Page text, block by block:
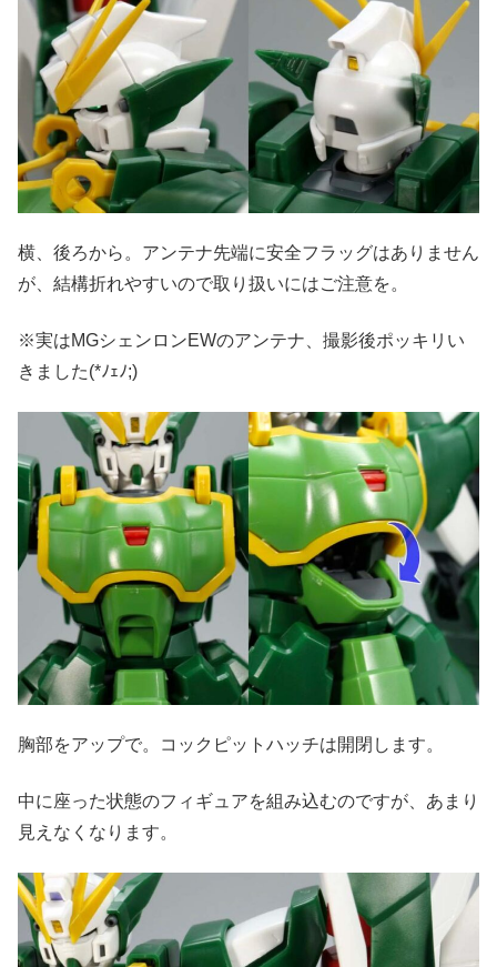
横、後ろから。アンテナ先端に安全フラッグはありません
が、結構折れやすいので取り扱いにはご注意を。
※実はMGシェンロンEWのアンテナ、撮影後ポッキリい
きました(*ﾉｪﾉ;)
胸部をアップで。コックピットハッチは開閉します。
中に座った状態のフィギュアを組み込むのですが、あまり
見えなくなります。